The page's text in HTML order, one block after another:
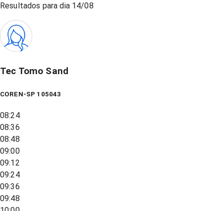
Resultados para dia 14/08
Tec Tomo Sand
COREN-SP 105043
08:24
08:36
08:48
09:00
09:12
09:24
09:36
09:48